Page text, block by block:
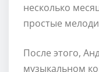
несколько
простые
После этого,
музыкальном